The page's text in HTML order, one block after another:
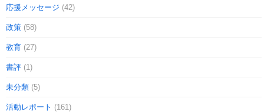
応援メッセージ (42)
政策 (58)
教育 (27)
書評 (1)
未分類 (5)
活動レポート (161)